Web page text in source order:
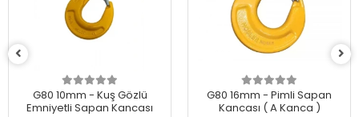
G80 10mm - Kuş Gözlü
Emniyetli Sapan Kancası
G80 16mm - Pimli Sapan
Kancası ( A Kanca )